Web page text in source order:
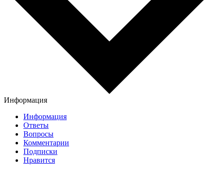
Информация
Информация
Ответы
Вопросы
Комментарии
Подписки
Нравится